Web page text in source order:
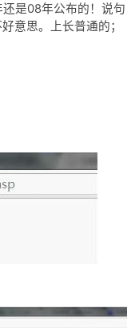
是08年公布的！说句
意思。上长普通的；